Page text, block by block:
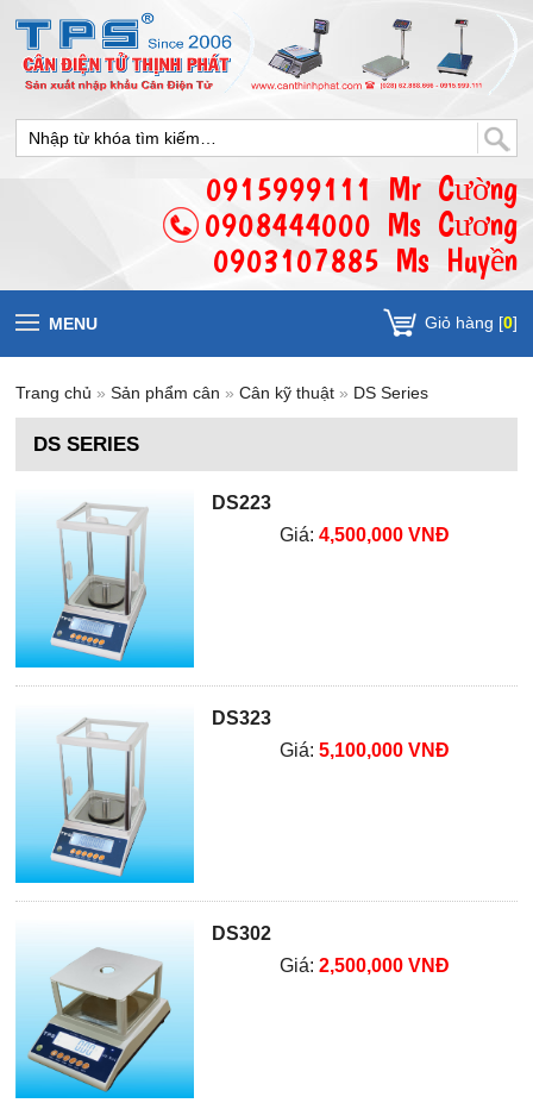
0915999111 Mr Cường
0908444000 Ms Cương
0903107885 Ms Huyền
MENU Giỏ hàng [0]
Trang chủ »Sản phẩm cân »Cân kỹ thuật » DS Series
DS SERIES
DS223
Giá: 4,500,000 VNĐ
DS323
Giá: 5,100,000 VNĐ
DS302
Giá: 2,500,000 VNĐ